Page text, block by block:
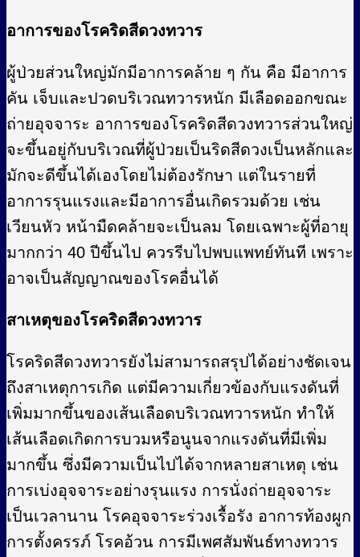
อาการของโรคริดสีดวงทวาร
ผู้ป่วยส่วนใหญ่มักมีอาการคล้าย ๆ กัน คือ มีอาการ
คัน เจ็บและปวดบริเวณทวารหนัก มีเลือดออกขณะ
ถ่ายอุจจาระ อาการของโรคริดสีดวงทวารส่วนใหญ่
จะขึ้นอยู่กับบริเวณที่ผู้ป่วยเป็นริดสีดวงเป็นหลักและ
มักจะดีขึ้นได้เองโดยไม่ต้องรักษา แต่ในรายที่
อาการรุนแรงและมีอาการอื่นเกิดรวมด้วย เช่น
เวียนหัว หน้ามืดคล้ายจะเป็นลม โดยเฉพาะผู้ที่อายุ
มากกว่า 40 ปีขึ้นไป ควรรีบไปพบแพทย์ทันที เพราะ
อาจเป็นสัญญาณของโรคอื่นได้
สาเหตุของโรคริดสีดวงทวาร
โรคริดสีดวงทวารยังไม่สามารถสรุปได้อย่างชัดเจน
ถึงสาเหตุการเกิด แต่มีความเกี่ยวข้องกับแรงดันที่
เพิ่มมากขึ้นของเส้นเลือดบริเวณทวารหนัก ทำให้
เส้นเลือดเกิดการบวมหรือนูนจากแรงดันที่มีเพิ่ม
มากขึ้น ซึ่งมีความเป็นไปได้จากหลายสาเหตุ เช่น
การเบ่งอุจจาระอย่างรุนแรง การนั่งถ่ายอุจจาระ
เป็นเวลานาน โรคอุจจาระร่วงเรื้อรัง อาการท้องผูก
การตั้งครรภ์ โรคอ้วน การมีเพศสัมพันธ์ทางทวาร